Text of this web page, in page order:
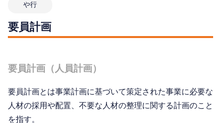
や行
要員計画
要員計画（人員計画）
要員計画とは事業計画に基づいて策定された事業に必要な
人材の採用や配置、不要な人材の整理に関する計画のこと
を指す。